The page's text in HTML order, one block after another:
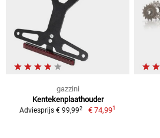
gazzini
Kentekenplaathouder
Adviesprijs € 99,992 € 74,991